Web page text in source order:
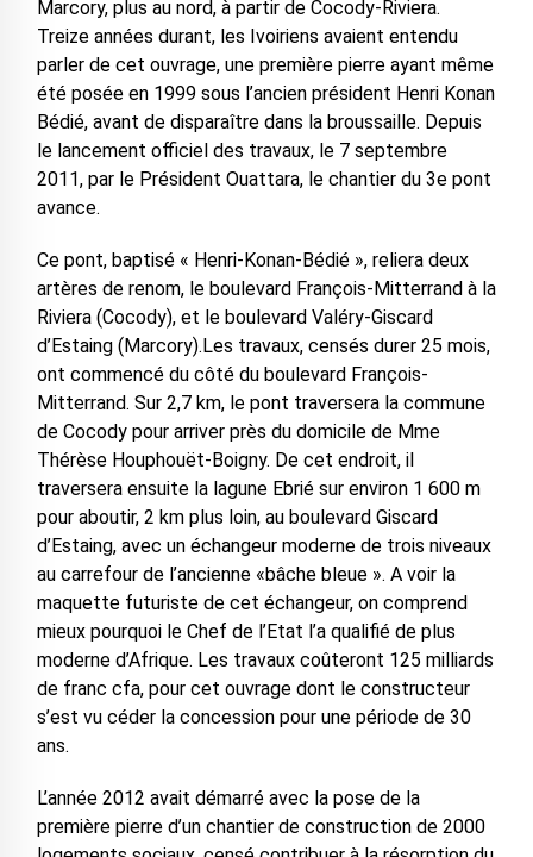
Marcory, plus au nord, à partir de Cocody-Riviera.
Treize années durant, les Ivoiriens avaient entendu
parler de cet ouvrage, une première pierre ayant même
été posée en 1999 sous l’ancien président Henri Konan
Bédié, avant de disparaître dans la broussaille. Depuis
le lancement officiel des travaux, le 7 septembre
2011, par le Président Ouattara, le chantier du 3e pont
avance.
Ce pont, baptisé « Henri-Konan-Bédié », reliera deux
artères de renom, le boulevard François-Mitterrand à la
Riviera (Cocody), et le boulevard Valéry-Giscard
d’Estaing (Marcory).Les travaux, censés durer 25 mois,
ont commencé du côté du boulevard François-
Mitterrand. Sur 2,7 km, le pont traversera la commune
de Cocody pour arriver près du domicile de Mme
Thérèse Houphouët-Boigny. De cet endroit, il
traversera ensuite la lagune Ebrié sur environ 1 600 m
pour aboutir, 2 km plus loin, au boulevard Giscard
d’Estaing, avec un échangeur moderne de trois niveaux
au carrefour de l’ancienne «bâche bleue ». A voir la
maquette futuriste de cet échangeur, on comprend
mieux pourquoi le Chef de l’Etat l’a qualifié de plus
moderne d’Afrique. Les travaux coûteront 125 milliards
de franc cfa, pour cet ouvrage dont le constructeur
s’est vu céder la concession pour une période de 30
ans.
L’année 2012 avait démarré avec la pose de la
première pierre d’un chantier de construction de 2000